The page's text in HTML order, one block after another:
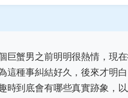
巨蟹男之前明明很熱情，現
這種事糾結好久，後來才明
時到底會有哪些真實跡象，以